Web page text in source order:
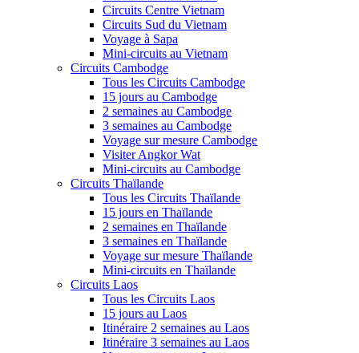
Circuits Centre Vietnam
Circuits Sud du Vietnam
Voyage à Sapa
Mini-circuits au Vietnam
Circuits Cambodge
Tous les Circuits Cambodge
15 jours au Cambodge
2 semaines au Cambodge
3 semaines au Cambodge
Voyage sur mesure Cambodge
Visiter Angkor Wat
Mini-circuits au Cambodge
Circuits Thaïlande
Tous les Circuits Thaïlande
15 jours en Thaïlande
2 semaines en Thaïlande
3 semaines en Thaïlande
Voyage sur mesure Thaïlande
Mini-circuits en Thaïlande
Circuits Laos
Tous les Circuits Laos
15 jours au Laos
Itinéraire 2 semaines au Laos
Itinéraire 3 semaines au Laos